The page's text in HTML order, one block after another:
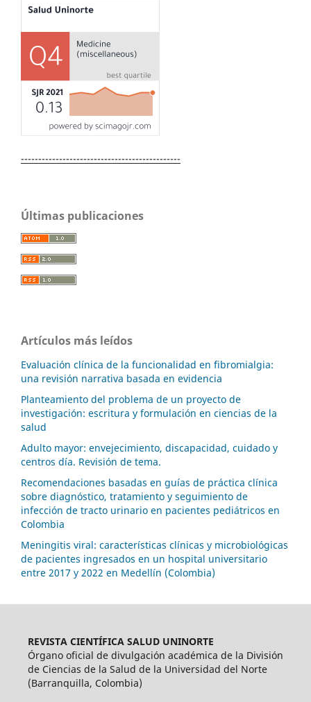
----------------------------------------------
Últimas publicaciones
Artículos más leídos
Evaluación clínica de la funcionalidad en fibromialgia:
una revisión narrativa basada en evidencia
Planteamiento del problema de un proyecto de
investigación: escritura y formulación en ciencias de la
salud
Adulto mayor: envejecimiento, discapacidad, cuidado y
centros día. Revisión de tema.
Recomendaciones basadas en guías de práctica clínica
sobre diagnóstico, tratamiento y seguimiento de
infección de tracto urinario en pacientes pediátricos en
Colombia
Meningitis viral: características clínicas y microbiológicas
de pacientes ingresados en un hospital universitario
entre 2017 y 2022 en Medellín (Colombia)
REVISTA CIENTÍFICA SALUD UNINORTE
Órgano oficial de divulgación académica de la División
de Ciencias de la Salud de la Universidad del Norte
(Barranquilla, Colombia)